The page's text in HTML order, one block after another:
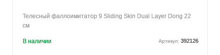
Телесный фаллоимитатор 9 Sliding Skin Dual Layer Dong 22
см
В наличии Артикул: 392126